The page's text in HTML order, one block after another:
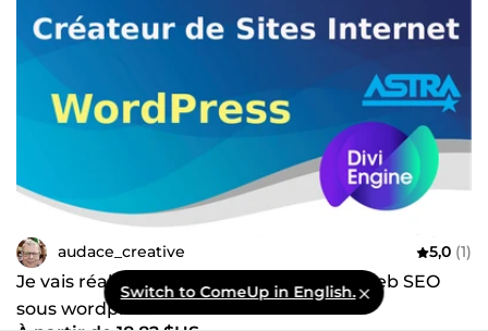
audace_creative 5,0 (1)
Je vais réaliser la création de votre site web SEO
sous wordpress
Switch to ComeUp in English.